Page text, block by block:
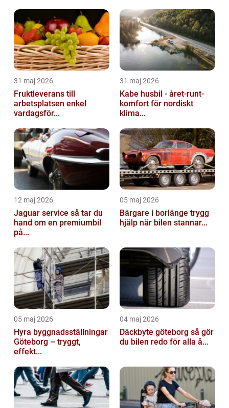
31 maj 2026
Fruktleverans till
arbetsplatsen enkel
vardagsför...
31 maj 2026
Kabe husbil - året-runt-
komfort för nordiskt
klima...
12 maj 2026
Jaguar service så tar du
hand om en premiumbil
på...
05 maj 2026
Bärgare i borlänge trygg
hjälp när bilen stannar...
05 maj 2026
Hyra byggnadsställningar
Göteborg – tryggt,
effekt...
04 maj 2026
Däckbyte göteborg så gör
du bilen redo för alla å...